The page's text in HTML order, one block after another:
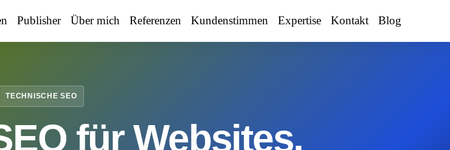
Publisher Über mich Referenzen Kundenstimmen Expertise Kontakt Blog
TECHNISCHE SEO
für Websites,